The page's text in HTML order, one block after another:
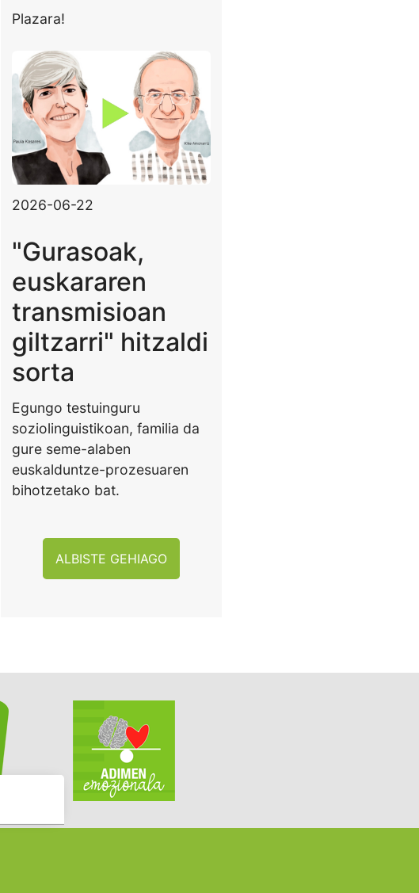
Plazara!
2026-06-22
"Gurasoak,
euskararen
transmisioan
giltzarri" hitzaldi
sorta
Egungo testuinguru
soziolinguistikoan, familia da
gure seme-alaben
euskalduntze-prozesuaren
bihotzetako bat.
ALBISTE GEHIAGO